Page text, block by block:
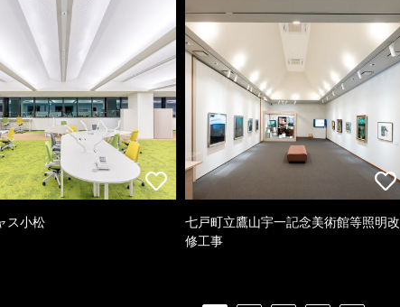
ス小松
七戸町立鷹山宇一記念美術館等照明改
修工事